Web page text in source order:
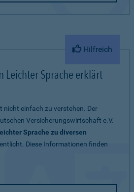
Hilfreich
Leichter Sprache erklärt
nicht einfach zu verstehen. Der
Versicherungswirtschaft e.V.
Sprache zu diversen
Diese Informationen finden